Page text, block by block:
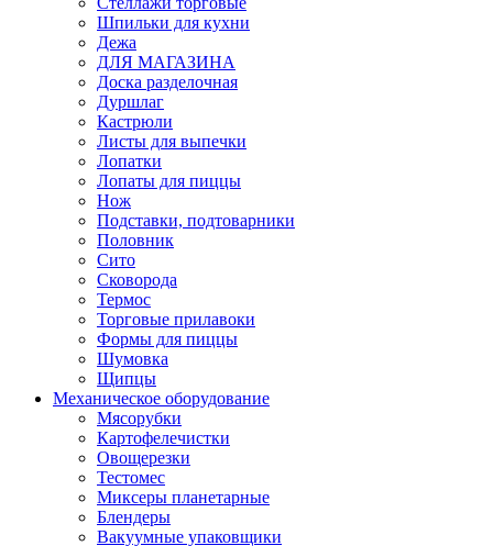
Шпильки для кухни
Дежа
ДЛЯ МАГАЗИНА
Доска разделочная
Дуршлаг
Кастрюли
Листы для выпечки
Лопатки
Лопаты для пиццы
Нож
Подставки, подтоварники
Половник
Сито
Сковорода
Термос
Торговые прилавоки
Формы для пиццы
Шумовка
Щипцы
Механическое оборудование
Мясорубки
Картофелечистки
Овощерезки
Тестомес
Миксеры планетарные
Блендеры
Вакуумные упаковщики